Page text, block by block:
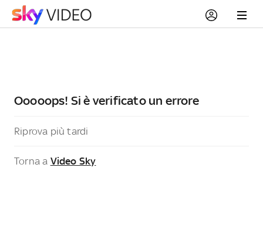
Ooooops! Si è verificato un errore
Riprova più tardi
Torna a Video Sky